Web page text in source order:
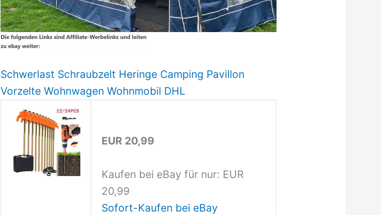
Schwerlast Schraubzelt Heringe Camping Pavillon
Vorzelte Wohnwagen Wohnmobil DHL
EUR 20,99
Kaufen bei eBay für nur: EUR
20,99
Sofort-Kaufen bei eBay